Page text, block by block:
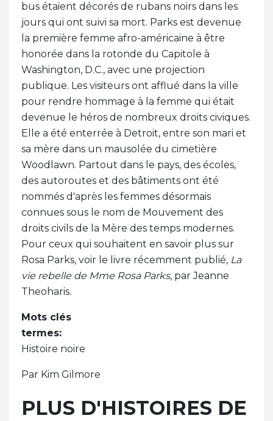
bus étaient décorés de rubans noirs dans les
jours qui ont suivi sa mort. Parks est devenue
la première femme afro-américaine à être
honorée dans la rotonde du Capitole à
Washington, D.C., avec une projection
publique. Les visiteurs ont afflué dans la ville
pour rendre hommage à la femme qui était
devenue le héros de nombreux droits civiques.
Elle a été enterrée à Detroit, entre son mari et
sa mère dans un mausolée du cimetière
Woodlawn. Partout dans le pays, des écoles,
des autoroutes et des bâtiments ont été
nommés d'après les femmes désormais
connues sous le nom de Mouvement des
droits civils de la Mère des temps modernes.
Pour ceux qui souhaitent en savoir plus sur
Rosa Parks, voir le livre récemment publié, La
vie rebelle de Mme Rosa Parks, par Jeanne
Theoharis.
Mots clés
termes:
Histoire noire
Par Kim Gilmore
PLUS D'HISTOIRES DE